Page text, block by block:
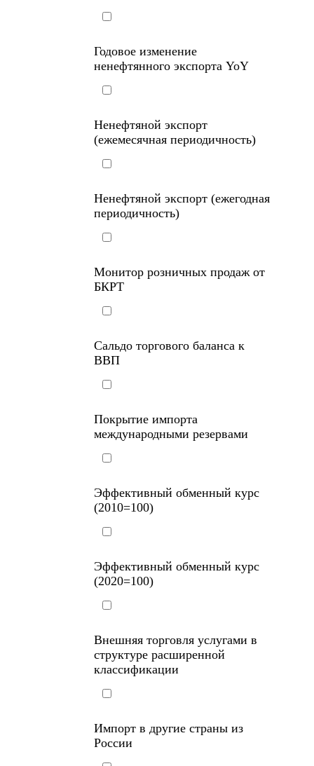
Годовое изменение
ненефтянного экспорта YoY
Ненефтяной экспорт
(ежемесячная периодичность)
Ненефтяной экспорт (ежегодная
периодичность)
Монитор розничных продаж от
БКРТ
Сальдо торгового баланса к
ВВП
Покрытие импорта
международными резервами
Эффективный обменный курс
(2010=100)
Эффективный обменный курс
(2020=100)
Внешняя торговля услугами в
структуре расширенной
классификации
Импорт в другие страны из
России